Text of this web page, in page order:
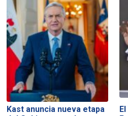
Kast anuncia nueva etapa